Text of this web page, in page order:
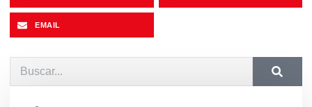
EMAIL